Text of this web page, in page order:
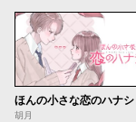
ほんの小さな恋のハナシ
胡月